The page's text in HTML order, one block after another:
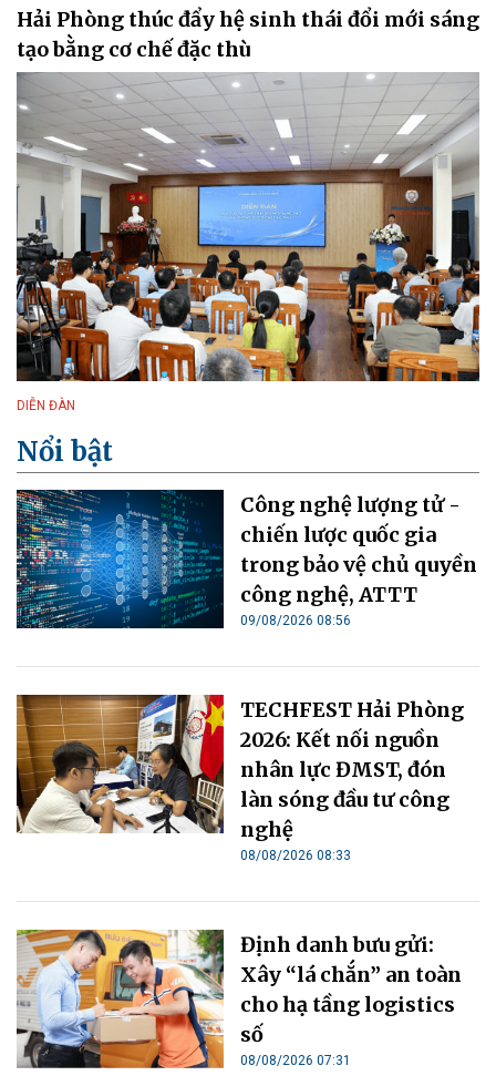
Hải Phòng thúc đẩy hệ sinh thái đổi mới sáng
tạo bằng cơ chế đặc thù
DIỄN ĐÀN
Nổi bật
Công nghệ lượng tử -
chiến lược quốc gia
trong bảo vệ chủ quyền
công nghệ, ATTT
09/08/2026 08:56
TECHFEST Hải Phòng
2026: Kết nối nguồn
nhân lực ĐMST, đón
làn sóng đầu tư công
nghệ
08/08/2026 08:33
Định danh bưu gửi:
Xây “lá chắn” an toàn
cho hạ tầng logistics
số
08/08/2026 07:31